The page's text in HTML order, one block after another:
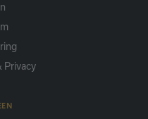
Privacy